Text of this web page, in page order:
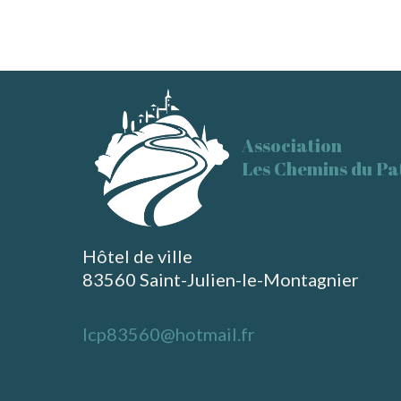
Association
Les Chemins du
Hôtel de ville
83560 Saint-Julien-le-Montagnier
lcp83560@hotmail.fr